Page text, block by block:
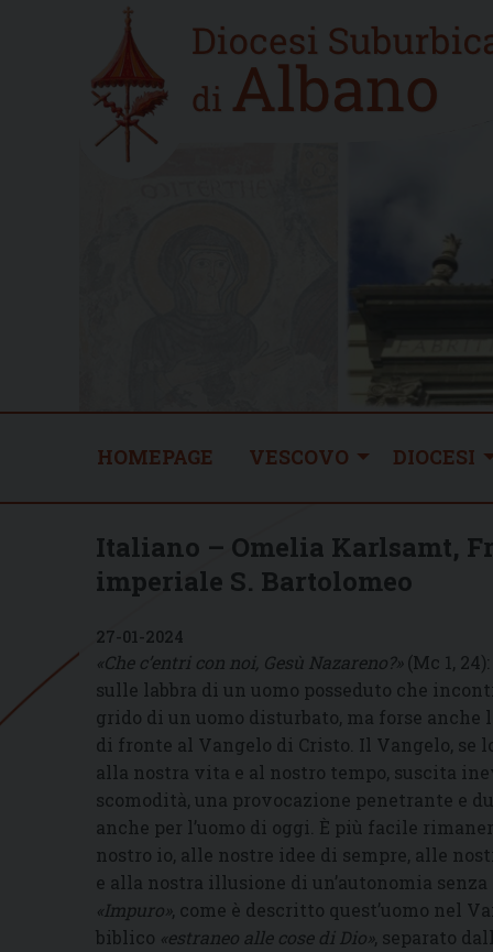
Home
new
HOMEPAGE VESCOVO DIOCESI
Italiano – Omelia Karlsamt,
imperiale S. Bartolomeo
27-01-2024
«Che c’entri con noi, Gesù Nazareno?»(Mc 1,
sulle labbra di un uomo posseduto che
grido di un uomo disturbato, ma forse anche
di fronte al Vangelo di Cristo. Il Vangelo, se
alla nostra vita e al nostro tempo, suscita
scomodità, una provocazione penetrante e
anche per l’uomo di oggi. È più facile
nostro io, alle nostre idee di sempre, alle
e alla nostra illusione di un’autonomia
«Impuro», come è descritto quest’uomo nel
biblico «estraneo alle cose di Dio», separato